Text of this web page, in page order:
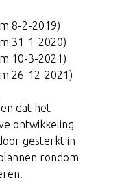
8-2-2019)
31-1-2020)
10-3-2021)
26-12-2021)
dat het
ontwikkeling
gesterkt in
rondom